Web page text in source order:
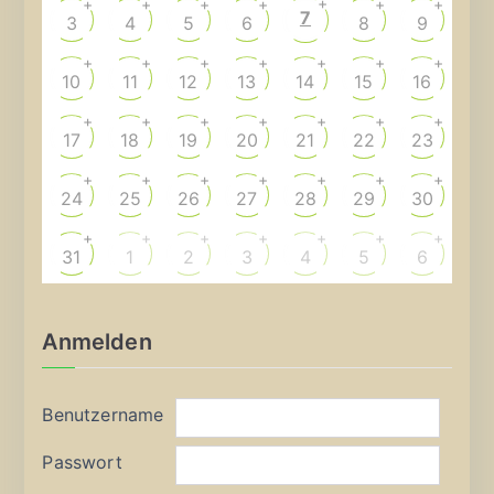
3
+
4
+
5
+
6
+
7 8
+
9
+
10
+
11
+
12
+
13
+
14
+
15
+
16
+
17
+
18
+
19
+
20
+
21
+
22
+
23
+
24
+
25
+
26
+
27
+
28
+
29
+
30
+
31
+
1
+
2
+
3
+
4
+
5
+
6
+
Anmelden
Benutzername
Passwort